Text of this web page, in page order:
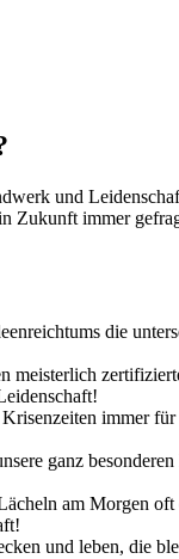
und
Zukunft immer
die
meisterlich
immer
ganz
am Morgen oft
und leben, die